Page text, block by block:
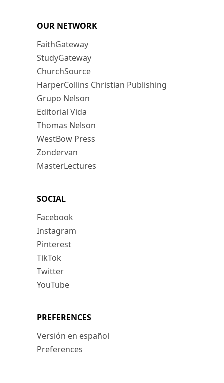
OUR NETWORK
FaithGateway
StudyGateway
ChurchSource
HarperCollins Christian Publishing
Grupo Nelson
Editorial Vida
Thomas Nelson
WestBow Press
Zondervan
MasterLectures
SOCIAL
Facebook
Instagram
Pinterest
TikTok
Twitter
YouTube
PREFERENCES
Versión en español
Preferences